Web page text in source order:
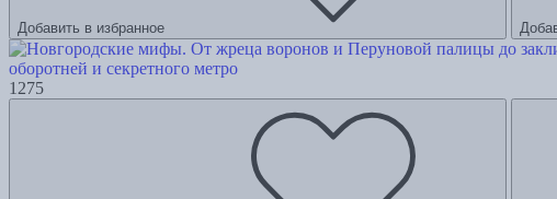
Добавить в избранное
оборотней и секретного метро
1275